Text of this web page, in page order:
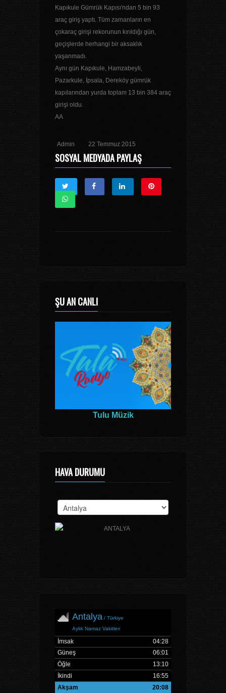
Kapıkule Gümrük Kapısı'ndan 5 bin 93
araç giriş yaptı. Tüm zamanların en
çokaraç girişi rekorunun kırıldığı gün,
geçişlerde herhangi bir aksaklık
yaşanmadı.
Aynı gün Kapıkule, Hamzabeyli,
Pazarkule, İpsala, Dereköy gümrük
kapılarından yurda toplam 13 bin 384 araç
girişi oldu.
AA
Admin 22 Temmuz 2015
SOSYAL MEDYADA PAYLAŞ
ŞU AN CANLI
Tulu Müzik
HAVA DURUMU